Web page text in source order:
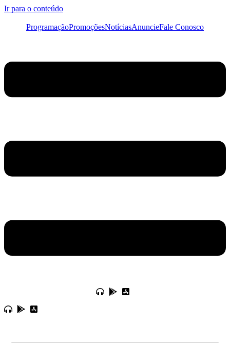
Ir para o conteúdo
ProgramaçãoPromoçõesNotíciasAnuncieFale Conosco